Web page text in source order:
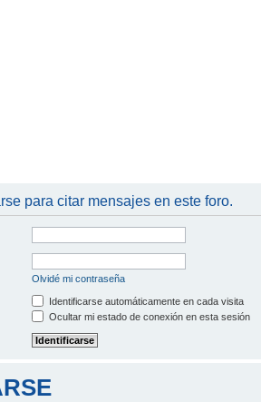
para citar mensajes en este foro.
Olvidé mi contraseña
Identificarse automáticamente en cada visita
Ocultar mi estado de conexión en esta sesión